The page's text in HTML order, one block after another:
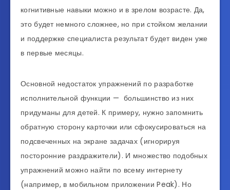
когнитивные навыки можно и в зрелом возрасте. Да,
это будет немного сложнее, но при стойком желании
и поддержке специалиста результат будет виден уже
в первые месяцы.
Основной недостаток упражнений по разработке
исполнительной функции — большинство из них
придуманы для детей. К примеру, нужно запомнить
обратную сторону карточки или сфокусироваться на
подсвеченных на экране задачах (игнорируя
посторонние раздражители). И множество подобных
упражнений можно найти по всему интернету
(например, в мобильном приложении Peak). Но